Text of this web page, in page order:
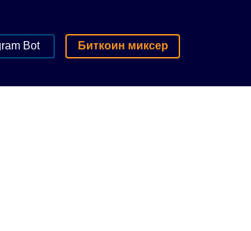
Bot Биткоин миксер